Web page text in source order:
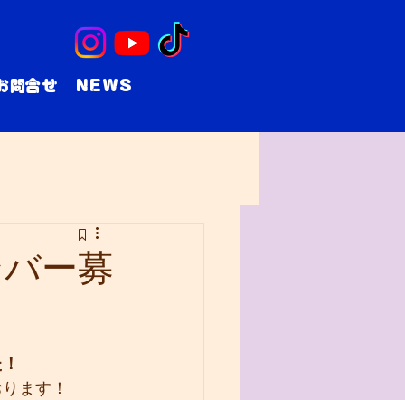
問合せ NEWS
ー募
ます！